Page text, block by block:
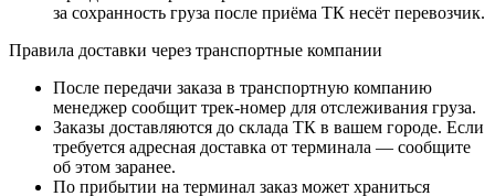
за сохранность груза после приёма ТК несёт перевозчик.
Правила доставки через транспортные компании
После передачи заказа в транспортную компанию
менеджер сообщит трек-номер для отслеживания груза.
Заказы доставляются до склада ТК в вашем городе. Если
требуется адресная доставка от терминала — сообщите
об этом заранее.
По прибытии на терминал заказ может храниться